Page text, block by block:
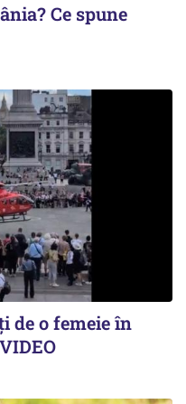
Ce spune
de o femeie în